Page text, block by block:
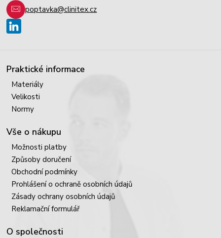
poptavka@clinitex.cz
Praktické informace
Materiály
Velikosti
Normy
Vše o nákupu
Možnosti platby
Způsoby doručení
Obchodní podmínky
Prohlášení o ochraně osobních údajů
Zásady ochrany osobních údajů
Reklamační formulář
O společnosti